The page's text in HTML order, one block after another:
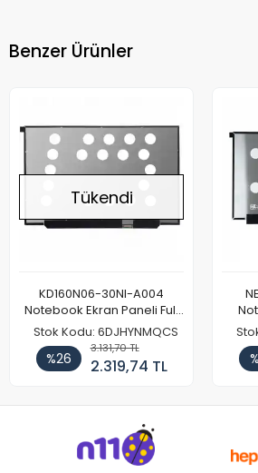
Benzer Ürünler
Tükendi
KD160N06-30NI-A004
Notebook Ekran Paneli Full
HD
Stok Kodu: 6DJHYNMQCS
%26
3.131,70 TL
2.319,74 TL